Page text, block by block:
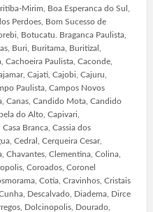
Mirim, Boa Esperanca do Sul,
Perdoes, Bom Sucesso de
Botucatu. Braganca Paulista,
Buri, Buritama, Buritizal,
Cachoeira Paulista, Caconde,
Cajati, Cajobi, Cajuru,
Paulista, Campos Novos
Canas, Candido Mota, Candido
do Alto, Capivari,
Branca, Cassia dos
Cedral, Cerqueira Cesar,
Chavantes, Clementina, Colina,
Coroados, Coronel
Cotia, Cravinhos, Cristais
Descalvado, Diadema, Dirce
Dolcinopolis, Dourado,